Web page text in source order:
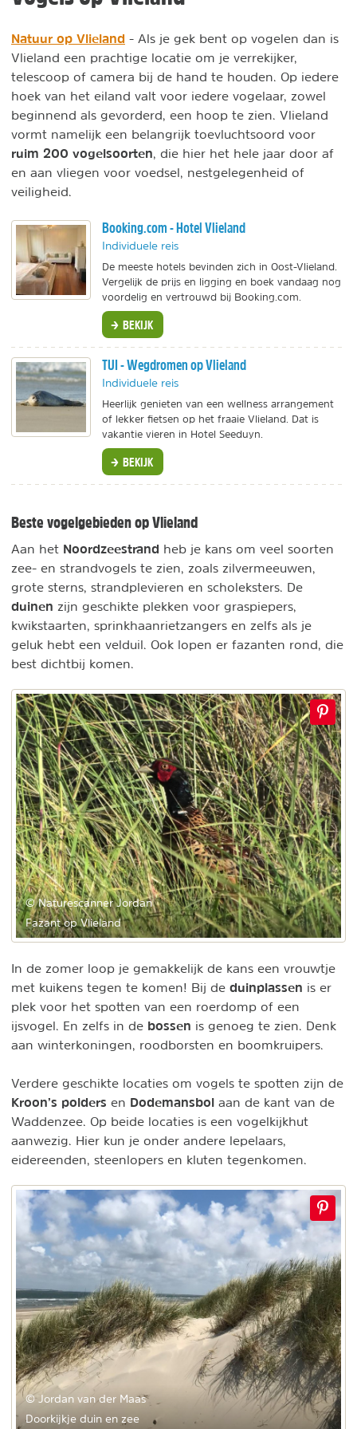
Natuur op Vlieland - Als je gek bent op vogelen dan is
Vlieland een prachtige locatie om je verrekijker,
telescoop of camera bij de hand te houden. Op iedere
hoek van het eiland valt voor iedere vogelaar, zowel
beginnend als gevorderd, een hoop te zien. Vlieland
vormt namelijk een belangrijk toevluchtsoord voor
ruim 200 vogelsoorten , die hier het hele jaar door af
en aan vliegen voor voedsel, nestgelegenheid of
veiligheid.
Booking.com - Hotel Vlieland
Individuele reis
De meeste hotels bevinden zich in Oost-Vlieland.
Vergelijk de prijs en ligging en boek vandaag nog
voordelig en vertrouwd bij Booking.com.
BEKIJK
TUI - Wegdromen op Vlieland
Individuele reis
Heerlijk genieten van een wellness arrangement
of lekker fietsen op het fraaie Vlieland. Dat is
vakantie vieren in Hotel Seeduyn.
BEKIJK
Beste vogelgebieden op Vlieland
Aan het Noordzeestrand heb je kans om veel soorten
zee- en strandvogels te zien, zoals zilvermeeuwen,
grote sterns, strandplevieren en scholeksters. De
duinen zijn geschikte plekken voor graspiepers,
kwikstaarten, sprinkhaanrietzangers en zelfs als je
geluk hebt een velduil. Ook lopen er fazanten rond, die
best dichtbij komen.
© Naturescanner Jordan
Fazant op Vlieland
In de zomer loop je gemakkelijk de kans een vrouwtje
met kuikens tegen te komen! Bij de duinplassen is er
plek voor het spotten van een roerdomp of een
ijsvogel. En zelfs in de bossen is genoeg te zien. Denk
aan winterkoningen, roodborsten en boomkruipers.
Verdere geschikte locaties om vogels te spotten zijn de
Kroon’s polders en Dodemansbol aan de kant van de
Waddenzee. Op beide locaties is een vogelkijkhut
aanwezig. Hier kun je onder andere lepelaars,
eidereenden, steenlopers en kluten tegenkomen.
© Jordan van der Maas
Doorkijkje duin en zee